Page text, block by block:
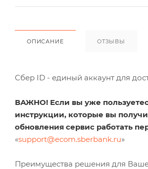
ОПИСАНИЕ ОТЗЫВЫ
Сбер ID - единый аккаунт для
ВАЖНО! Если вы уже
инструкции, которые вы
обновления сервис работать
«support@ecom.sberbank.ru»
Преимущества решения для